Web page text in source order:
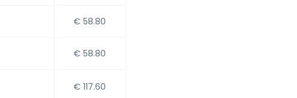
€ 58.80
€ 58.80
€ 117.60